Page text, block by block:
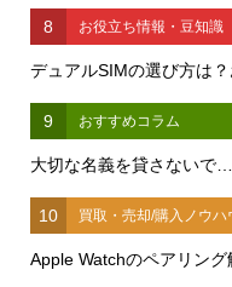
8 お役立ち情報・豆知識
デュアルSIMの選び方は
9 おすすめコラム
大切な名義を貸さないで
10 買取・売却/購入ノウハ
Apple Watchのペアリン